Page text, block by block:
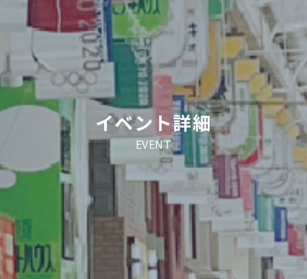
イベント詳細
EVENT